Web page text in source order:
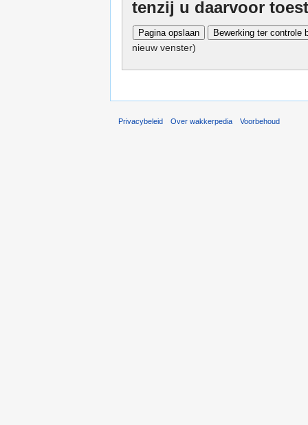
tenzij u daarvoor
nieuw venster)
Privacybeleid Over wakkerpedia Voorbehoud